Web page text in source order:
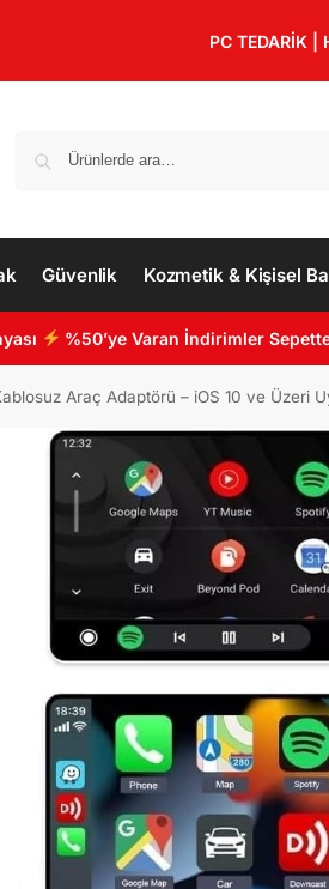
PC TEDARİK |
Güvenlik Kozmetik & Kişisel
%50’ye Varan İndirimler
Araç Adaptörü – iOS 10 ve Üzeri